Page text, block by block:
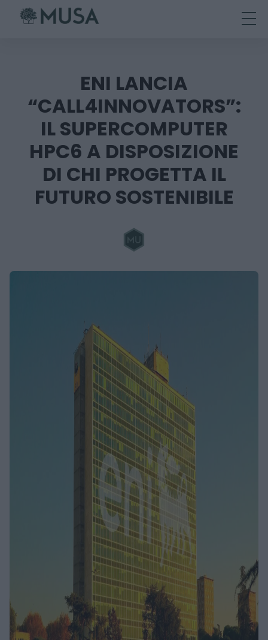
ENI LANCIA
“CALL4INNOVATORS”:
IL SUPERCOMPUTER
HPC6 A DISPOSIZIONE
DI CHI PROGETTA IL
FUTURO SOSTENIBILE